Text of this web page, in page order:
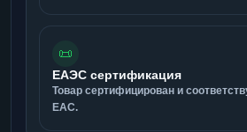
📜
ЕАЭС сертификация
Товар сертифицирован и
ЕАС.